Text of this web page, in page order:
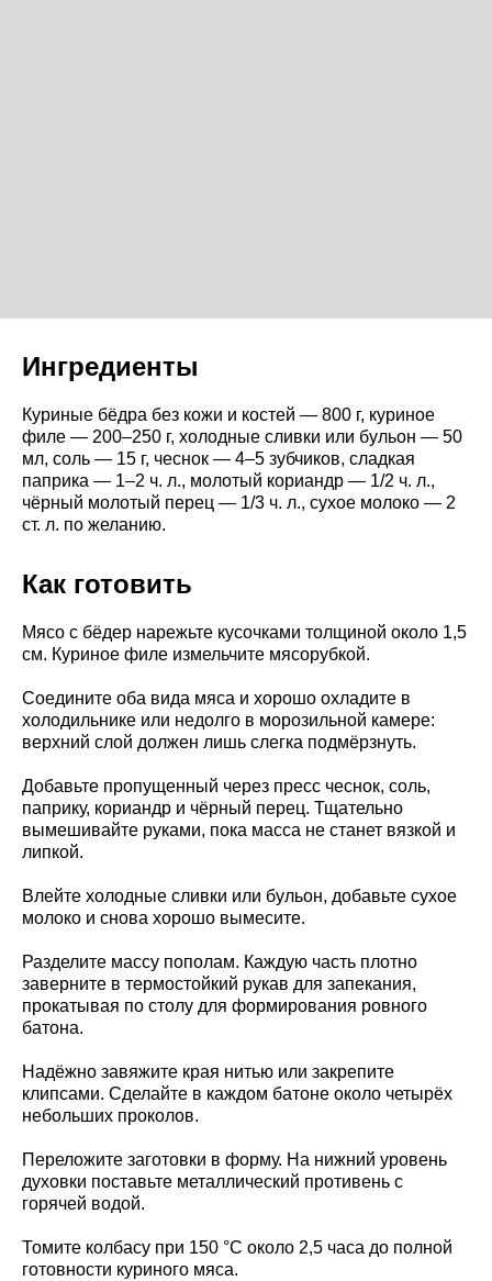
Ингредиенты
Куриные бёдра без кожи и костей — 800 г, куриное
филе — 200–250 г, холодные сливки или бульон — 50
мл, соль — 15 г, чеснок — 4–5 зубчиков, сладкая
паприка — 1–2 ч. л., молотый кориандр — 1/2 ч. л.,
чёрный молотый перец — 1/3 ч. л., сухое молоко — 2
ст. л. по желанию.
Как готовить
Мясо с бёдер нарежьте кусочками толщиной около 1,5
см. Куриное филе измельчите мясорубкой.
Соедините оба вида мяса и хорошо охладите в
холодильнике или недолго в морозильной камере:
верхний слой должен лишь слегка подмёрзнуть.
Добавьте пропущенный через пресс чеснок, соль,
паприку, кориандр и чёрный перец. Тщательно
вымешивайте руками, пока масса не станет вязкой и
липкой.
Влейте холодные сливки или бульон, добавьте сухое
молоко и снова хорошо вымесите.
Разделите массу пополам. Каждую часть плотно
заверните в термостойкий рукав для запекания,
прокатывая по столу для формирования ровного
батона.
Надёжно завяжите края нитью или закрепите
клипсами. Сделайте в каждом батоне около четырёх
небольших проколов.
Переложите заготовки в форму. На нижний уровень
духовки поставьте металлический противень с
горячей водой.
Томите колбасу при 150 °C около 2,5 часа до полной
готовности куриного мяса.